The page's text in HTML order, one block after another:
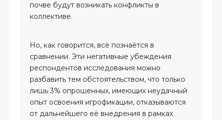
почве будут возникать конфликты в
коллективе.
Но, как говорится, всё познаётся в
сравнении. Эти негативные убеждения
респондентов исследования можно
разбавить тем обстоятельством, что только
лишь 3% опрошенных, имеющих неудачный
опыт освоения игрофикации, отказываются
от дальнейшего её внедрения в рамках